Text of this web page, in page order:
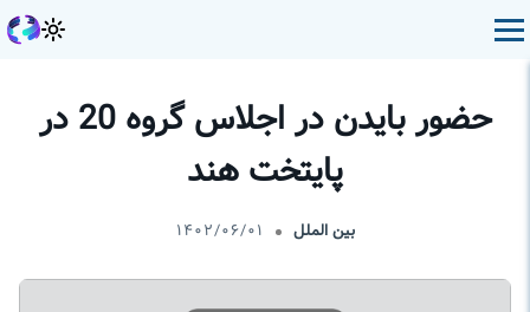
حضور بایدن در اجلاس گروه 20 در
پایتخت هند
بین الملل ۱۴۰۲/۰۶/۰۱